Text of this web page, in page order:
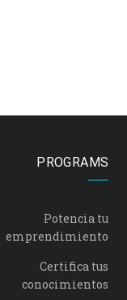
PROGRAMS
Potencia tu
emprendimiento
Certifica tus
conocimientos